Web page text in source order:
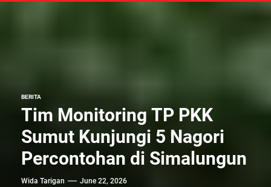
BERITA
Tim Monitoring TP PKK
Sumut Kunjungi 5 Nagori
Percontohan di Simalungun
Wida Tarigan June 22, 2026